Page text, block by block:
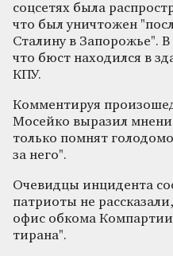
соцсетях была
что был уничтожен
Сталину в Запорожье".
что бюст находился в
КПУ.
Комментируя
Мосейко выразил
только помнят
за него".
Очевидцы инцидента
патриоты не
офис обкома
тирана".